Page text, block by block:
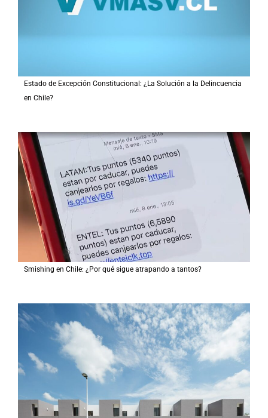
Estado de Excepción Constitucional: ¿La Solución a la Delincuencia
en Chile?
Smishing en Chile: ¿Por qué sigue atrapando a tantos?